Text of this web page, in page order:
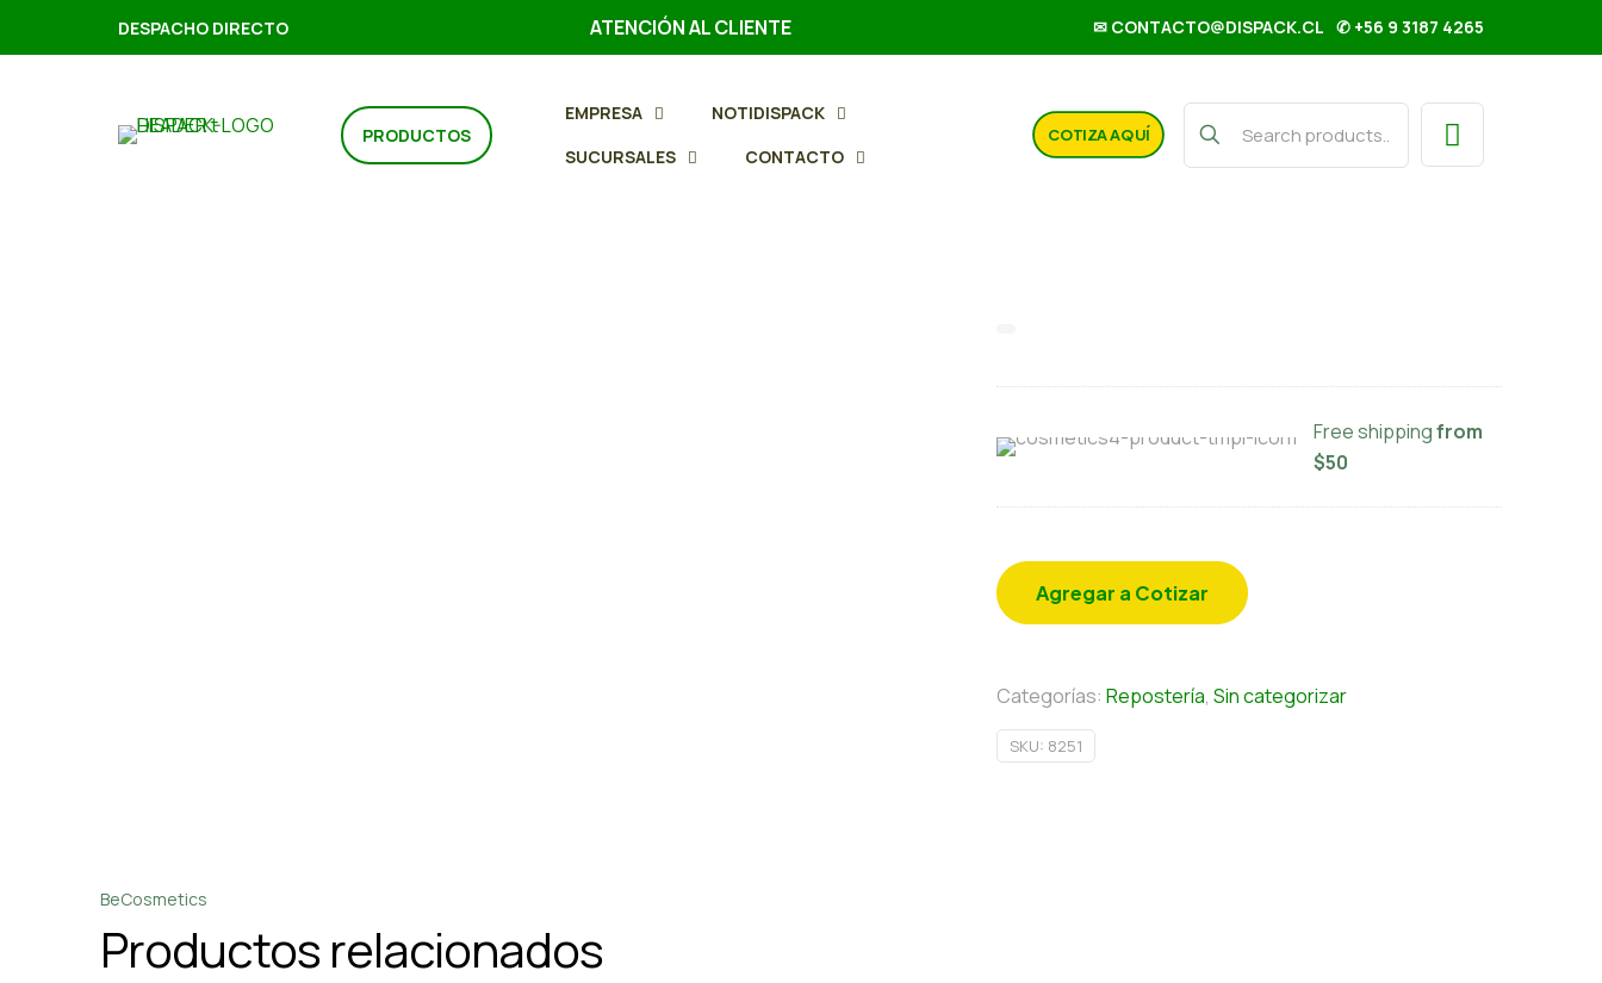
DESPACHO DIRECTO ATENCIÓN AL CLIENTE ✉ CONTACTO@DISPACK.CL ✆ +56 9 3187 4265
PRODUCTOS
EMPRESA
NOTIDISPACK
SUCURSALES
CONTACTO
COTIZA AQUÍ
Free shippingfrom
$50
Agregar a Cotizar
Categorías: Repostería, Sin categorizar
SKU: 8251
BeCosmetics
Productos relacionados